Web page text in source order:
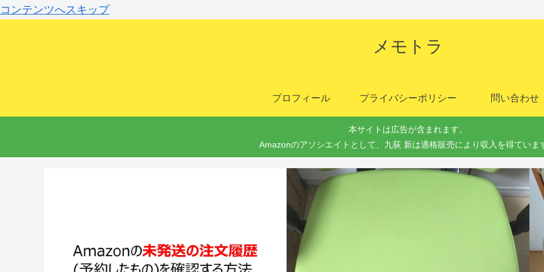
コンテンツへスキップ
メモトラ
プロフィール プライバシーポリシー 問い合わせ
本サイトは広告が含まれます。
Amazonのアソシエイトとして、九荻 新は適格販売により収入を得ていま